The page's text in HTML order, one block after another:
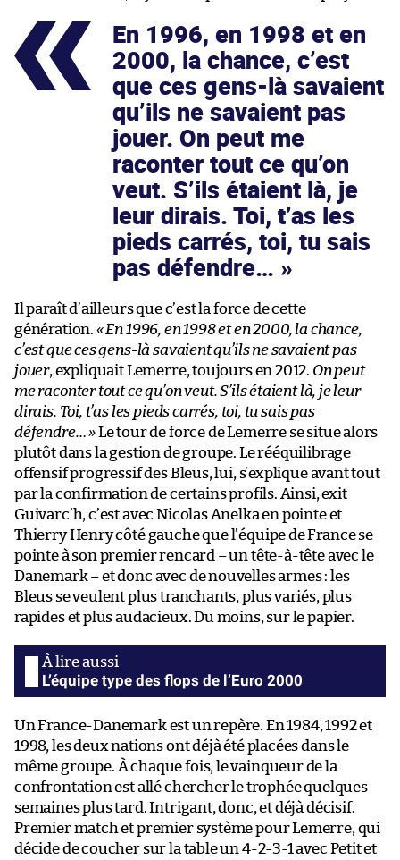
En 1996, en 1998 et en
2000, la chance, c’est
que ces gens-là savaient
qu’ils ne savaient pas
jouer. On peut me
raconter tout ce qu’on
veut. S’ils étaient là, je
leur dirais. Toi, t’as les
pieds carrés, toi, tu sais
pas défendre…
Il paraît d’ailleurs que c’est la force de cette
génération. « En 1996, en 1998 et en 2000, la chance,
c’est que ces gens-là savaient qu’ils ne savaient pas
jouer, expliquait Lemerre, toujours en 2012. On peut
me raconter tout ce qu’on veut. S’ils étaient là, je leur
dirais. Toi, t’as les pieds carrés, toi, tu sais pas
défendre… »Le tour de force de Lemerre se situe alors
plutôt dans la gestion de groupe. Le rééquilibrage
offensif progressif des Bleus, lui, s’explique avant tout
par la confirmation de certains profils. Ainsi, exit
Guivarc’h, c’est avec Nicolas Anelka en pointe et
Thierry Henry côté gauche que l’équipe de France se
pointe à son premier rencard – un tête-à-tête avec le
Danemark – et donc avec de nouvelles armes : les
Bleus se veulent plus tranchants, plus variés, plus
rapides et plus audacieux. Du moins, sur le papier.
L’équipe type des flops de l’Euro 2000
Un France-Danemark est un repère. En 1984, 1992 et
1998, les deux nations ont déjà été placées dans le
même groupe. À chaque fois, le vainqueur de la
confrontation est allé chercher le trophée quelques
semaines plus tard. Intrigant, donc, et déjà décisif.
Premier match et premier système pour Lemerre, qui
décide de coucher sur la table un 4-2-3-1 avec Petit et